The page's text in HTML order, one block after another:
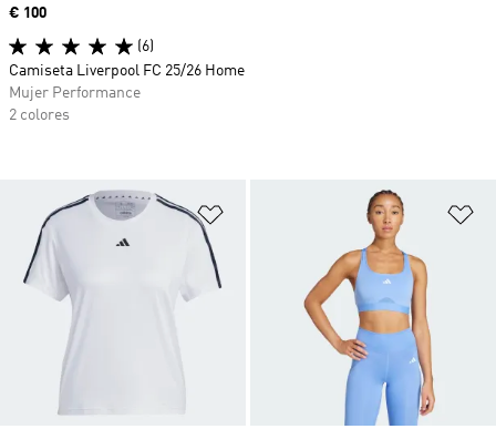
Añadir a la lista de deseos
Precio
€ 100
(6)
Camiseta Liverpool FC 25/26 Home
Mujer Performance
2 colores